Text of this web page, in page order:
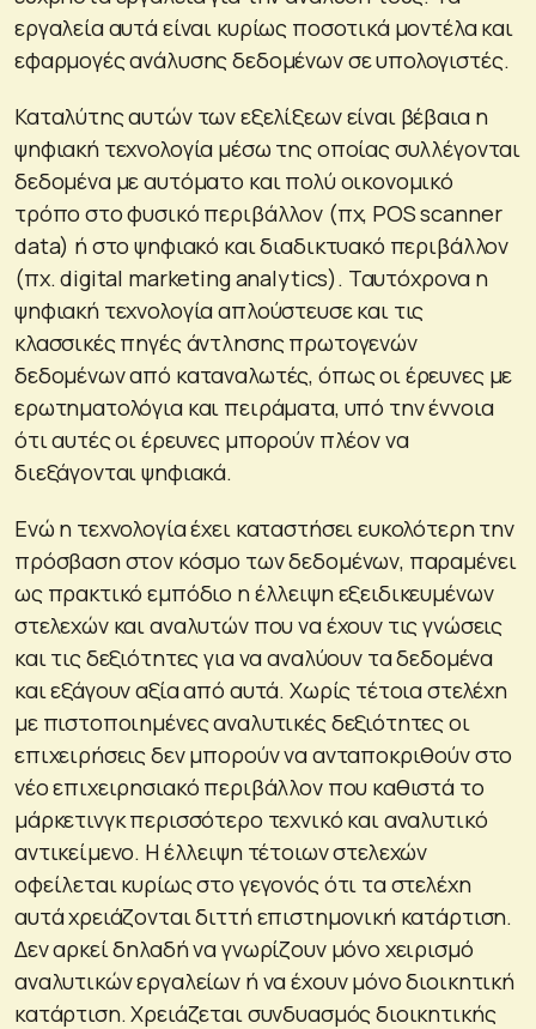
εργαλεία αυτά είναι κυρίως ποσοτικά μοντέλα και
εφαρμογές ανάλυσης δεδομένων σε υπολογιστές.
Καταλύτης αυτών των εξελίξεων είναι βέβαια η
ψηφιακή τεχνολογία μέσω της οποίας συλλέγονται
δεδομένα με αυτόματο και πολύ οικονομικό
τρόπο στο φυσικό περιβάλλον (πχ, POS scanner
data) ή στο ψηφιακό και διαδικτυακό περιβάλλον
(πχ. digital marketing analytics). Ταυτόχρονα η
ψηφιακή τεχνολογία απλούστευσε και τις
κλασσικές πηγές άντλησης πρωτογενών
δεδομένων από καταναλωτές, όπως οι έρευνες με
ερωτηματολόγια και πειράματα, υπό την έννοια
ότι αυτές οι έρευνες μπορούν πλέον να
διεξάγονται ψηφιακά.
Ενώ η τεχνολογία έχει καταστήσει ευκολότερη την
πρόσβαση στον κόσμο των δεδομένων, παραμένει
ως πρακτικό εμπόδιο η έλλειψη εξειδικευμένων
στελεχών και αναλυτών που να έχουν τις γνώσεις
και τις δεξιότητες για να αναλύουν τα δεδομένα
και εξάγουν αξία από αυτά. Χωρίς τέτοια στελέχη
με πιστοποιημένες αναλυτικές δεξιότητες οι
επιχειρήσεις δεν μπορούν να ανταποκριθούν στο
νέο επιχειρησιακό περιβάλλον που καθιστά το
μάρκετινγκ περισσότερο τεχνικό και αναλυτικό
αντικείμενο. Η έλλειψη τέτοιων στελεχών
οφείλεται κυρίως στο γεγονός ότι τα στελέχη
αυτά χρειάζονται διττή επιστημονική κατάρτιση.
Δεν αρκεί δηλαδή να γνωρίζουν μόνο χειρισμό
αναλυτικών εργαλείων ή να έχουν μόνο διοικητική
κατάρτιση. Χρειάζεται συνδυασμός διοικητικής